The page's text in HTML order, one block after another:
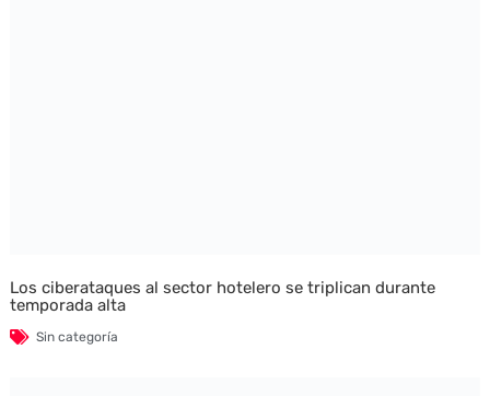
Los ciberataques al sector hotelero se triplican durante
temporada alta
Sin categoría